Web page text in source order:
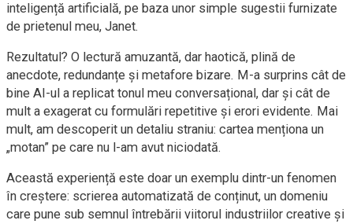
inteligență artificială, pe baza unor simple sugestii furnizate
de prietenul meu, Janet.
Rezultatul? O lectură amuzantă, dar haotică, plină de
anecdote, redundanțe și metafore bizare. M-a surprins cât de
bine AI-ul a replicat tonul meu conversațional, dar și cât de
mult a exagerat cu formulări repetitive și erori evidente. Mai
mult, am descoperit un detaliu straniu: cartea menționa un
„motan” pe care nu l-am avut niciodată.
Această experiență este doar un exemplu dintr-un fenomen
în creștere: scrierea automatizată de conținut, un domeniu
care pune sub semnul întrebării viitorul industriilor creative și